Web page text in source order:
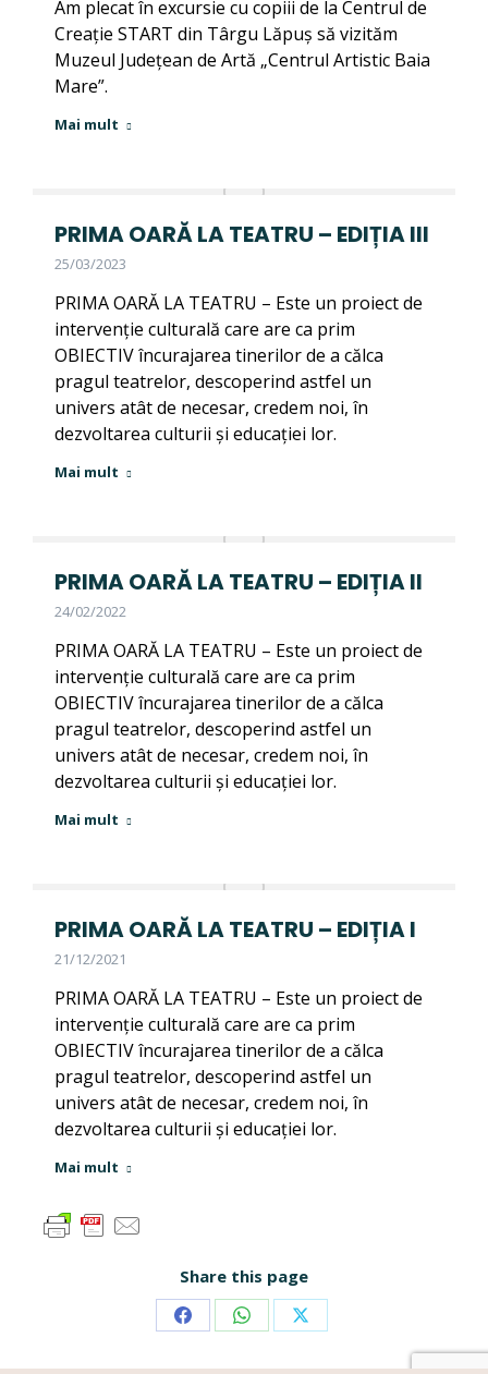
Am plecat în excursie cu copiii de la Centrul de
Creație START din Târgu Lăpuș să vizităm
Muzeul Județean de Artă „Centrul Artistic Baia
Mare”.
Mai mult
PRIMA OARĂ LA TEATRU – EDIȚIA III
25/03/2023
PRIMA OARĂ LA TEATRU – Este un proiect de
intervenție culturală care are ca prim
OBIECTIV încurajarea tinerilor de a călca
pragul teatrelor, descoperind astfel un
univers atât de necesar, credem noi, în
dezvoltarea culturii și educației lor.
Mai mult
PRIMA OARĂ LA TEATRU – EDIȚIA II
24/02/2022
PRIMA OARĂ LA TEATRU – Este un proiect de
intervenție culturală care are ca prim
OBIECTIV încurajarea tinerilor de a călca
pragul teatrelor, descoperind astfel un
univers atât de necesar, credem noi, în
dezvoltarea culturii și educației lor.
Mai mult
PRIMA OARĂ LA TEATRU – EDIȚIA I
21/12/2021
PRIMA OARĂ LA TEATRU – Este un proiect de
intervenție culturală care are ca prim
OBIECTIV încurajarea tinerilor de a călca
pragul teatrelor, descoperind astfel un
univers atât de necesar, credem noi, în
dezvoltarea culturii și educației lor.
Mai mult
Share this page
Share
on
Share
on
Share
on